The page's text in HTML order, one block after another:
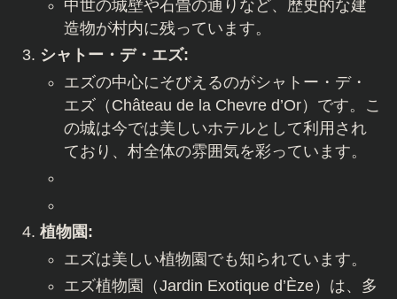
中世の城壁や石畳の通りなど、歴史的な建
造物が村内に残っています。
シャトー・デ・エズ:
エズの中心にそびえるのがシャトー・デ・
エズ（Château de la Chevre d’Or）です。こ
の城は今では美しいホテルとして利用され
ており、村全体の雰囲気を彩っています。
植物園:
エズは美しい植物園でも知られています。
エズ植物園（Jardin Exotique d’Èze）は、多